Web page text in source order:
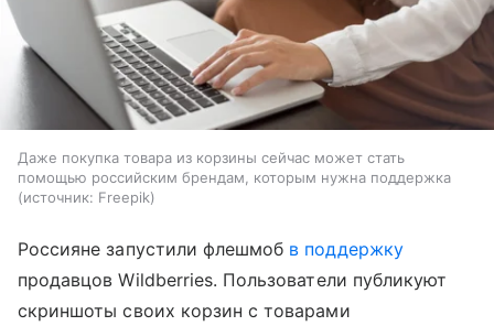
Даже покупка товара из корзины сейчас может стать
помощью российским брендам, которым нужна поддержка
источник: Freepik
Россияне запустили флешмоб в поддержку
продавцов Wildberries. Пользователи публикуют
скриншоты своих корзин с товарами